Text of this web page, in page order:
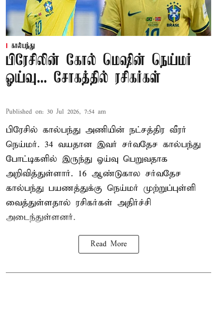
கால்பந்து
பிரேசிலின் கோல் மெஷின் நெய்மர்
ஓய்வு... சோகத்தில் ரசிகர்கள்
Published on: 30 Jul 2026, 7:54 am
பிரேசில் கால்பந்து அணியின் நட்சத்திர வீரர்
நெய்மர். 34 வயதான இவர் சர்வதேச கால்பந்து
போட்டிகளில் இருந்து ஓய்வு பெறுவதாக
அறிவித்துள்ளார். 16 ஆண்டுகால சர்வதேச
கால்பந்து பயணத்துக்கு நெய்மர் முற்றுப்புள்ளி
வைத்துள்ளதால் ரசிகர்கள் அதிர்ச்சி
அடைந்துள்ளனர்.
Read More